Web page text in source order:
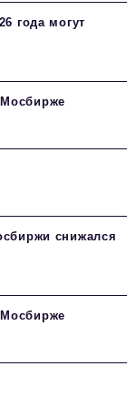
года могут
снижался